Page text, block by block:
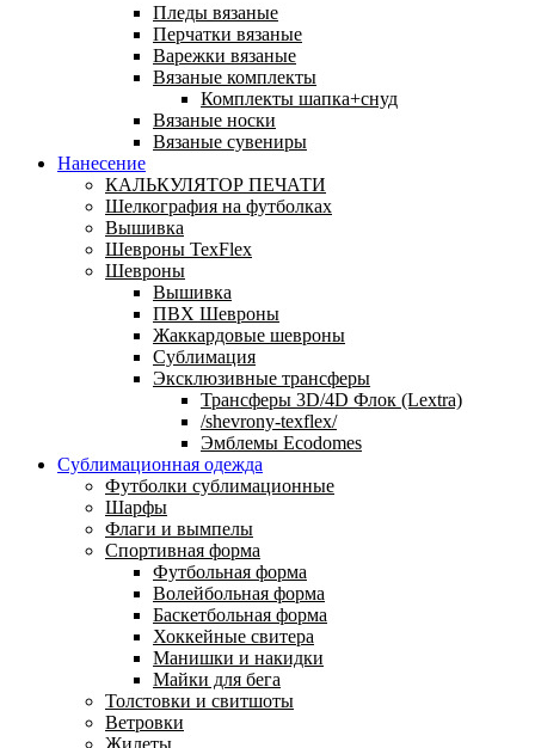
Пледы вязаные
Перчатки вязаные
Варежки вязаные
Вязаные комплекты
Комплекты шапка+снуд
Вязаные носки
Вязаные сувениры
Нанесение
КАЛЬКУЛЯТОР ПЕЧАТИ
Шелкография на футболках
Вышивка
Шевроны TexFlex
Шевроны
Вышивка
ПВХ Шевроны
Жаккардовые шевроны
Сублимация
Эксклюзивные трансферы
Трансферы 3D/4D Флок (Lextra)
/shevrony-texflex/
Эмблемы Ecodomes
Сублимационная одежда
Футболки сублимационные
Шарфы
Флаги и вымпелы
Спортивная форма
Футбольная форма
Волейбольная форма
Баскетбольная форма
Хоккейные свитера
Манишки и накидки
Майки для бега
Толстовки и свитшоты
Ветровки
Жилеты